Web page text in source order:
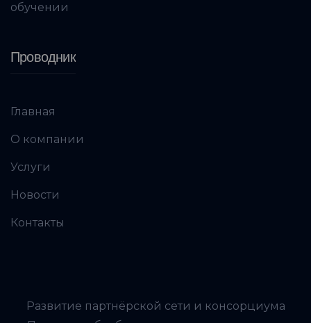
обучении
Проводник
Главная
О компании
Услуги
Новости
Контакты
Развитие партнёрской сети и консорциума